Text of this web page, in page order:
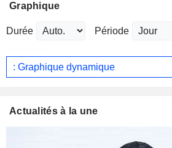
Graphique
Durée Période
: Graphique dynamique
Actualités à la une